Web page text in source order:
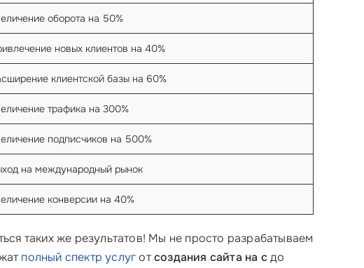
оборота на 50%
новых клиентов на 40%
клиентской базы на 60%
трафика на 300%
подписчиков на 500%
на международный рынок
конверсии на 40%
таких же результатов! Мы не просто разрабатываем
полный спектр услуготсоздания сайта на сдо